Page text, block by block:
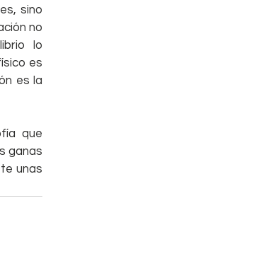
sino
no
lo
es
es la
que
ganas
unas